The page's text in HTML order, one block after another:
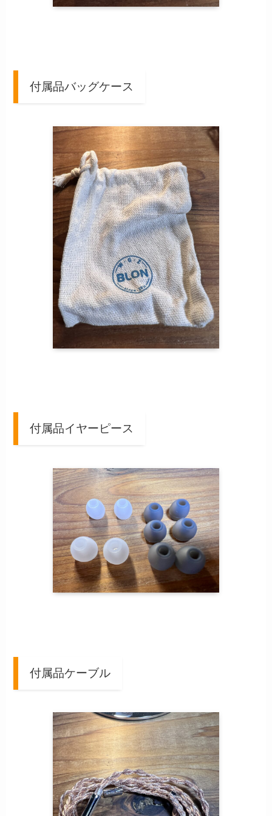
付属品バッグケース
付属品イヤーピース
付属品ケーブル